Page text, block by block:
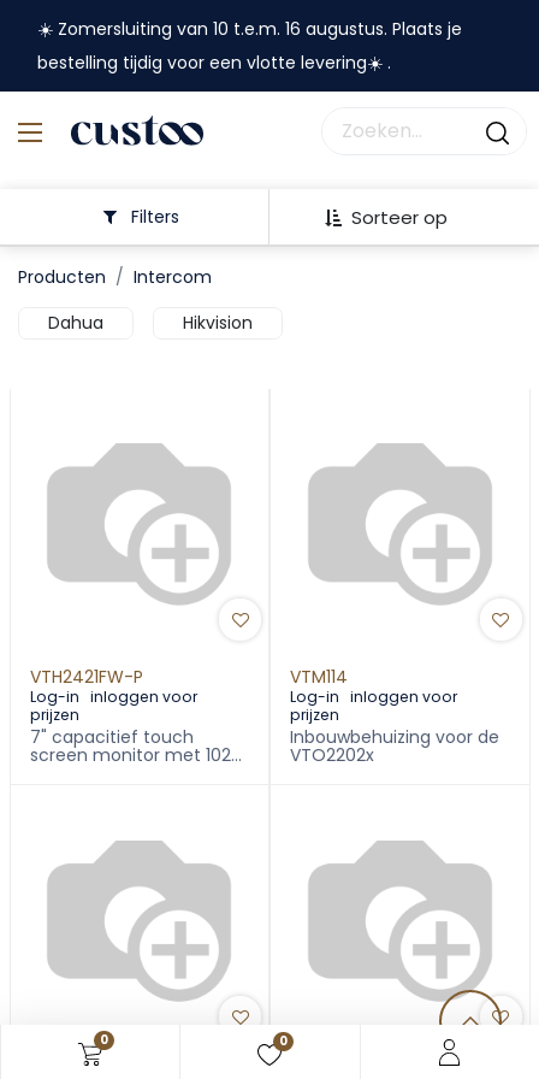
0 0
☀️ Zomersluiting van 10 t.e.m. 16 augustus. Plaats je
bestelling tijdig voor een vlotte levering☀️ .
Sorteer op
Filters
Producten
Intercom
Dahua
Hikvision
VTH2421FW-P
Log-in inloggen voor
prijzen
7" capacitief touch
screen monitor met 1024
VTM114
Log-in inloggen voor
prijzen
Inbouwbehuizing voor de
VTO2202x
VTM114(BLACK)